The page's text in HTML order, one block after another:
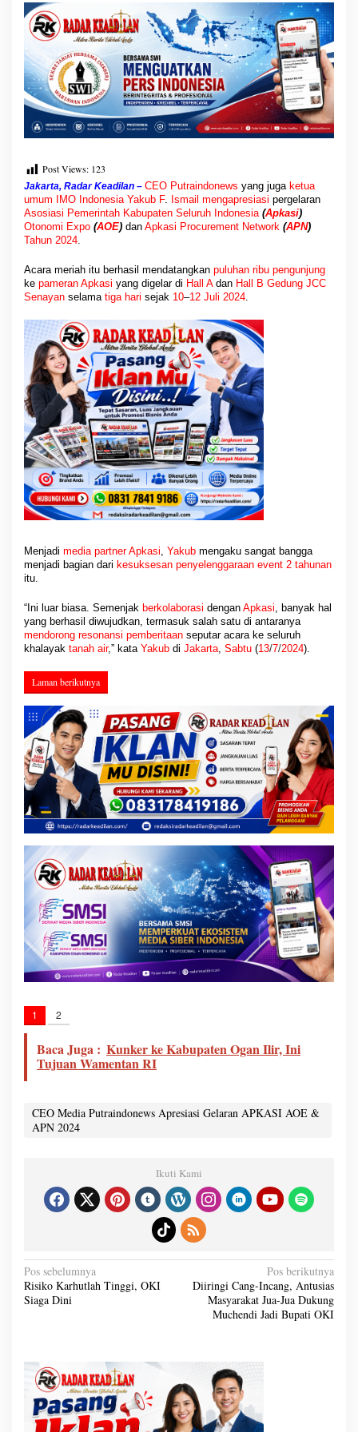
I
A
E
&
A
P
N
2
2
4
Post Views: 123
Jakarta, Radar Keadilan – CEO Putraindonews yang juga ketua
umum IMO Indonesia Yakub F. Ismail mengapresiasi pergelaran
Asosiasi Pemerintah Kabupaten Seluruh Indonesia (Apkasi)
Otonomi Expo (AOE) dan Apkasi Procurement Network (APN)
Tahun 2024
Acara meriah itu berhasil mendatangkan puluhan ribu pengunjung
ke pameran Apkasi yang digelar di Hall Adan Hall B Gedung JCC
Senayan selama tiga hari sejak 10–12 Juli 2024
Menjadi media partner Apkasi, Yakub mengaku sangat bangga
menjadi bagian dari kesuksesan penyelenggaraan event 2 tahunan
itu.
“Ini luar biasa. Semenjak berkolaborasi dengan Apkasi, banyak hal
yang berhasil diwujudkan, termasuk salah satu di antaranya
mendorong resonansi pemberitaan seputar acara ke seluruh
khalayak tanah air,” kata Yakub di Jakarta, Sabtu (13/7/2024).
Laman berikutnya
1 2
Baca Juga : Kunker ke Kabupaten Ogan Ilir, Ini
Tujuan Wamentan RI
CEO Media Putraindonews Apresiasi Gelaran APKASI AOE &
APN 2024
Ikuti Kami
N
a
v
i
o
Pos sebelumnya
Risiko Karhutlah Tinggi, OKI
Siaga Dini
Pos berikutnya
Diiringi Cang-Incang, Antusias
Masyarakat Jua-Jua Dukung
Muchendi Jadi Bupati OKI